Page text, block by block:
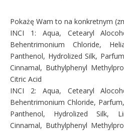
Pokażę Wam to na konkretnym
INCI 1: Aqua, Cetearyl
Behentrimonium Chloride,
Panthenol, Hydrolized Silk,
Cinnamal, Buthylphenyl
Citric Acid
INCI 2: Aqua, Cetearyl
Behentrimonium Chloride,
Panthenol, Hydrolized Silk,
Cinnamal, Buthylphenyl